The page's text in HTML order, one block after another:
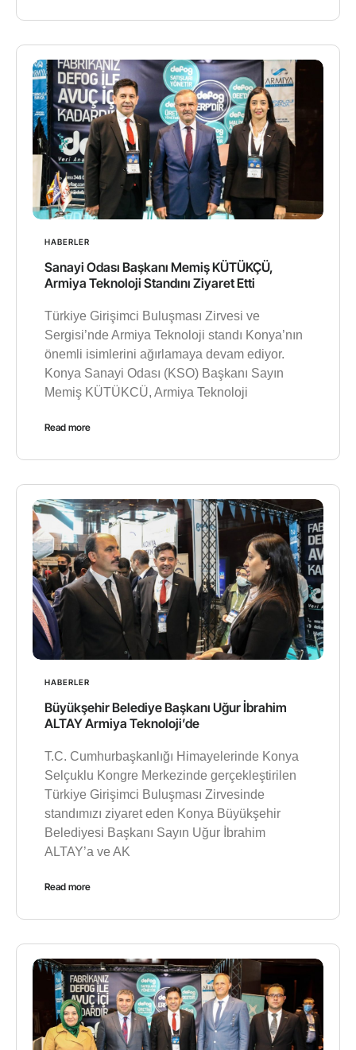
HABERLER
Sanayi Odası Başkanı Memiş KÜTÜKÇÜ,
Armiya Teknoloji Standını Ziyaret Etti
Türkiye Girişimci Buluşması Zirvesi ve
Sergisi’nde Armiya Teknoloji standı Konya’nın
önemli isimlerini ağırlamaya devam ediyor.
Konya Sanayi Odası (KSO) Başkanı Sayın
Memiş KÜTÜKCÜ, Armiya Teknoloji
Read more
HABERLER
Büyükşehir Belediye Başkanı Uğur İbrahim
ALTAY Armiya Teknoloji’de
T.C. Cumhurbaşkanlığı Himayelerinde Konya
Selçuklu Kongre Merkezinde gerçekleştirilen
Türkiye Girişimci Buluşması Zirvesinde
standımızı ziyaret eden Konya Büyükşehir
Belediyesi Başkanı Sayın Uğur İbrahim
ALTAY’a ve AK
Read more